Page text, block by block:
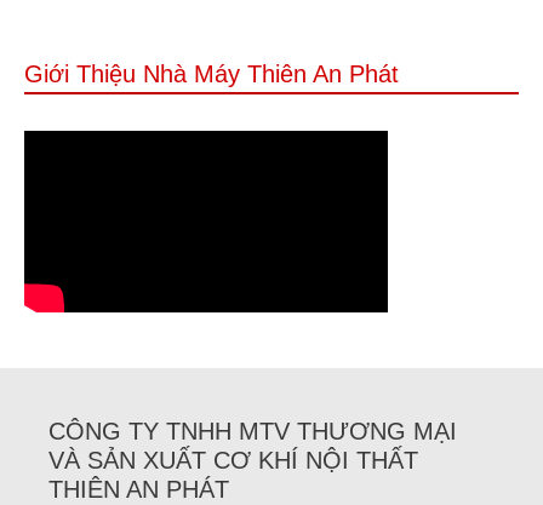
Giới Thiệu Nhà Máy Thiên An Phát
CÔNG TY TNHH MTV THƯƠNG MẠI
VÀ SẢN XUẤT CƠ KHÍ NỘI THẤT
THIÊN AN PHÁT